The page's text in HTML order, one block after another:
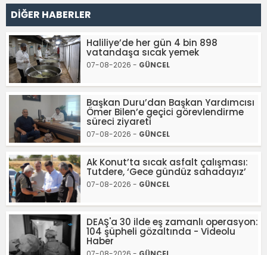
DİĞER HABERLER
Haliliye’de her gün 4 bin 898
vatandaşa sıcak yemek
07-08-2026 - GÜNCEL
Başkan Duru’dan Başkan Yardımcısı
Ömer Bilen’e geçici görevlendirme
süreci ziyareti
07-08-2026 - GÜNCEL
Ak Konut’ta sıcak asfalt çalışması:
Tutdere, ‘Gece gündüz sahadayız’
07-08-2026 - GÜNCEL
DEAŞ'a 30 ilde eş zamanlı operasyon:
104 şüpheli gözaltında - Videolu
Haber